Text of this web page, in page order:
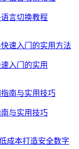
言切换教程
入门的实用
与实用技巧